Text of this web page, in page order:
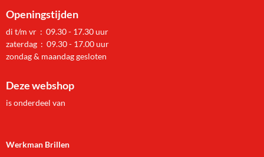
Openingstijden
di t/m vr : 09.30 - 17.30 uur
zaterdag : 09.30 - 17.00 uur
zondag & maandag gesloten
Deze webshop
is onderdeel van
Werkman Brillen